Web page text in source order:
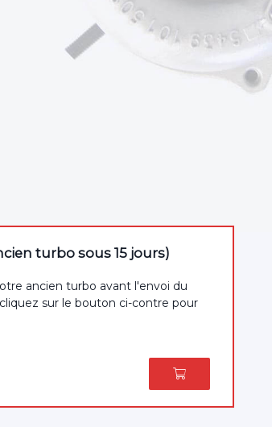
turbo sous 15 jours)
ancien turbo avant l'envoi du
sur le bouton ci-contre pour